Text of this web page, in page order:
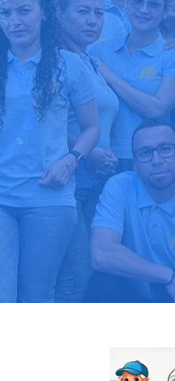
centrarte
Pide tu
Llama
Más de 1000